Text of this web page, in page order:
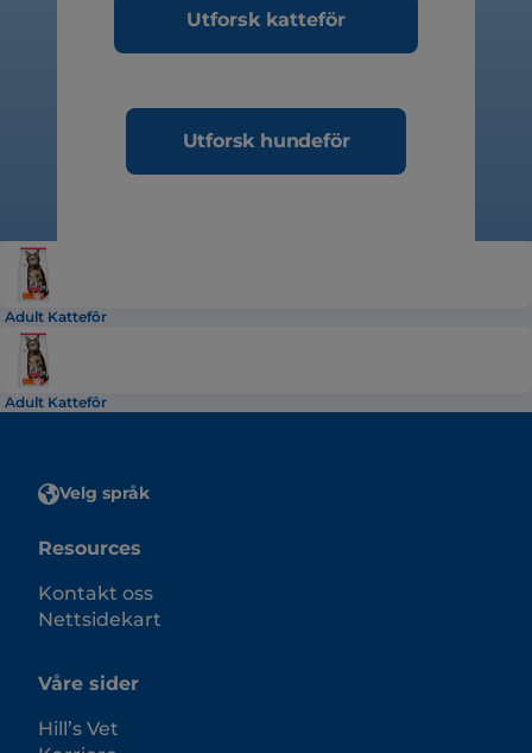
Utforsk katteför
Utforsk hundeför
Adult Kattefôr
Adult Kattefôr
Velg språk
Resources
Kontakt oss
Nettsidekart
Våre sider
Hill’s Vet